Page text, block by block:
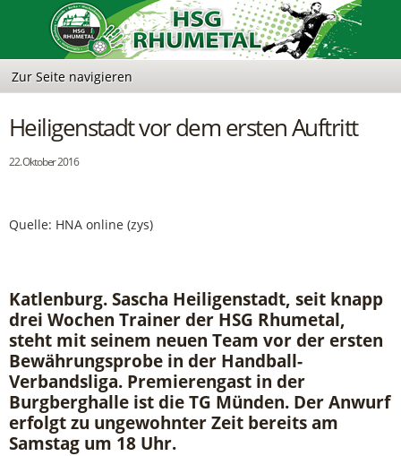
Heiligenstadt vor dem ersten Auftritt
22. Oktober 2016
Quelle: HNA online (zys)
Katlenburg. Sascha Heiligenstadt, seit knapp
drei Wochen Trainer der HSG Rhumetal,
steht mit seinem neuen Team vor der ersten
Bewährungsprobe in der Handball-
Verbandsliga. Premierengast in der
Burgberghalle ist die TG Münden. Der Anwurf
erfolgt zu ungewohnter Zeit bereits am
Samstag um 18 Uhr.